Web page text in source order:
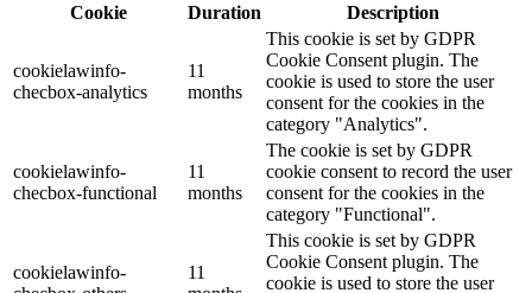
Cookie
Duration Description
cookielawinfo-
checbox-analytics
11
months
This cookie is set by GDPR
Cookie Consent plugin. The
cookie is used to store the user
consent for the cookies in the
category "Analytics".
cookielawinfo-
checbox-functional
11
months
The cookie is set by GDPR
cookie consent to record the user
consent for the cookies in the
category "Functional".
cookielawinfo-
11
This cookie is set by GDPR
Cookie Consent plugin. The
cookie is used to store the user